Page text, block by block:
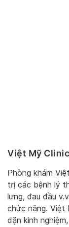
Việt Mỹ
Phòng khám
trị các bệnh lý
lưng, đau đầu
chức năng. Việt
dặn kinh